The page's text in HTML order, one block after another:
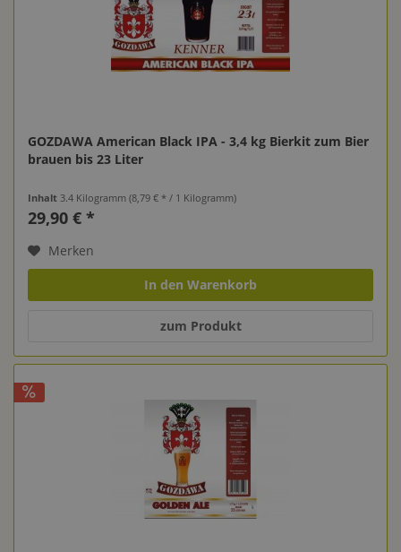
GOZDAWA American Black IPA - 3,4 kg Bierkit zum Bier
brauen bis 23 Liter
Inhalt 3.4 Kilogramm(8,79 € * / 1 Kilogramm)
29,90 € *
Merken
In den Warenkorb
zum Produkt